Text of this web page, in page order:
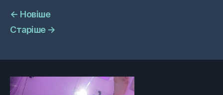
← Новіше
Старіше →